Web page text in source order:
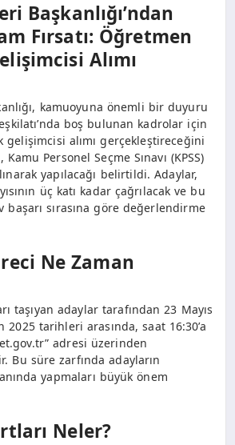
Başkanlığı’ndan
Fırsatı: Öğretmen
Alımı
kamuoyuna önemli bir duyuru
boş bulunan kadrolar için
gelişimcisi alımı gerçekleştireceğini
Kamu Personel Seçme Sınavı (KPSS)
yapılacağı belirtildi. Adaylar,
üç katı kadar çağrılacak ve bu
başarı sırasına göre değerlendirme
Ne Zaman
taşıyan adaylar tarafından 23 Mayıs
2025 tarihleri arasında, saat 16:30’a
adresi üzerinden
Bu süre zarfında adayların
yapmaları büyük önem
Neler?